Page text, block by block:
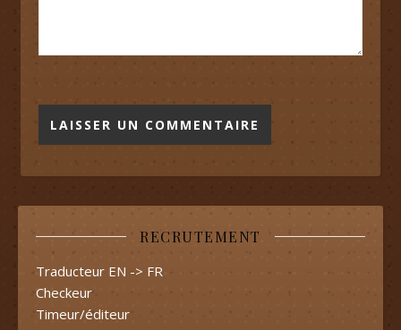
RECRUTEMENT
Traducteur EN -> FR
Checkeur
Timeur/éditeur